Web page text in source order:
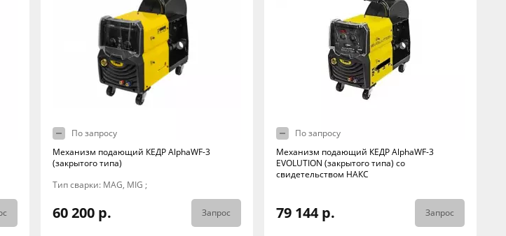
По запросу
Механизм подающий КЕДР AlphaWF-3
(закрытого типа)
Тип сварки: MAG, MIG ;
60 200 р. Запрос
По запросу
Механизм подающий КЕДР AlphaWF-3
EVOLUTION (закрытого типа) со
свидетельством НАКС
79 144 р. Запрос